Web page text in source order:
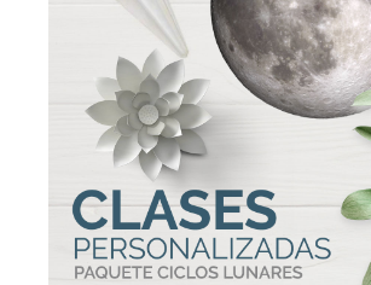
DESCARGAS
PRODUCTOS
ARTÍCULOS